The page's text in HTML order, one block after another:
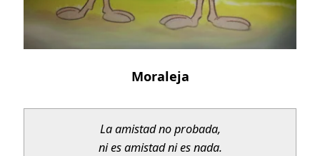
Moraleja
La amistad no probada,
ni es amistad ni es nada.